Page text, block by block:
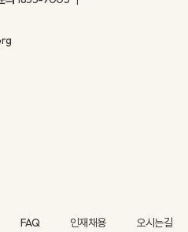
FAQ 인재채용 오시는길